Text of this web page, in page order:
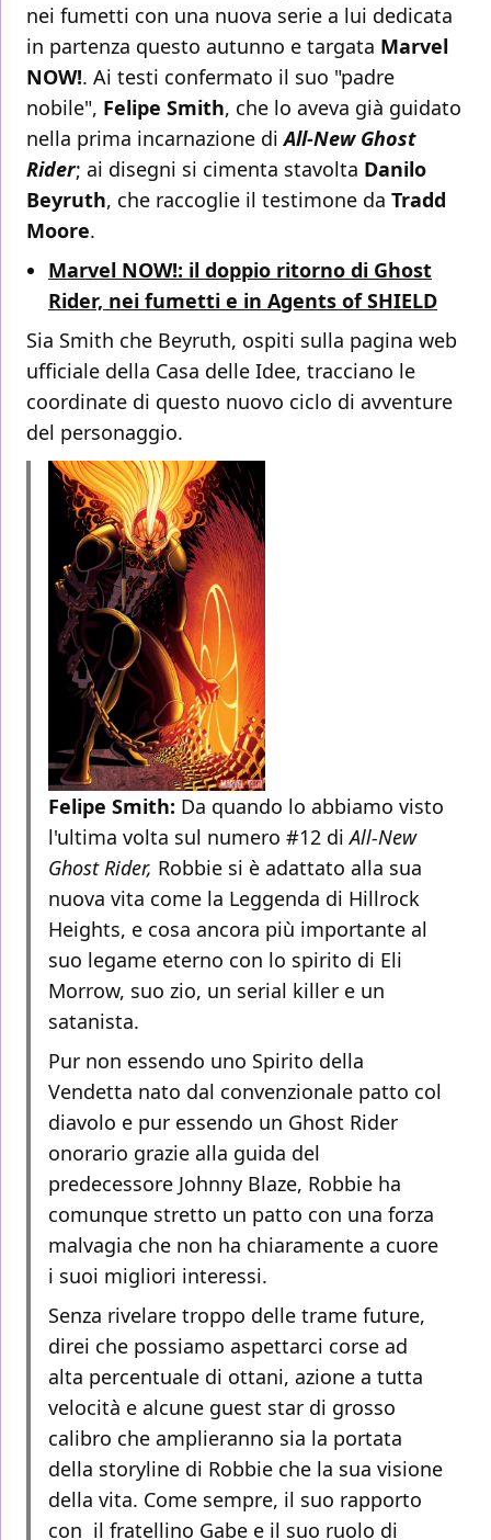
nei fumetti con una nuova serie a lui dedicata
in partenza questo autunno e targata Marvel
NOW!. Ai testi confermato il suo "padre
nobile", Felipe Smith, che lo aveva già guidato
nella prima incarnazione diAll-New Ghost
Rider; ai disegni si cimenta stavolta Danilo
Beyruth, che raccoglie il testimone da Tradd
Moore.
Marvel NOW!: il doppio ritorno di Ghost
Rider, nei fumetti e in Agents of SHIELD
Sia Smith che Beyruth, ospiti sulla pagina web
ufficiale della Casa delle Idee, tracciano le
coordinate di questo nuovo ciclo di avventure
del personaggio.
Felipe Smith: Da quando lo abbiamo visto
l'ultima volta sul numero #12 diAll-New
Ghost Rider, Robbie si è adattato alla sua
nuova vita come la Leggenda di Hillrock
Heights, e cosa ancora più importante al
suo legame eterno con lo spirito di Eli
Morrow, suo zio, un serial killer e un
satanista.
Pur non essendo uno Spirito della
Vendetta nato dal convenzionale patto col
diavolo e pur essendo un Ghost Rider
onorario grazie alla guida del
predecessore Johnny Blaze, Robbie ha
comunque stretto un patto con una forza
malvagia che non ha chiaramente a cuore
i suoi migliori interessi.
Senza rivelare troppo delle trame future,
direi che possiamo aspettarci corse ad
alta percentuale di ottani, azione a tutta
velocità e alcune guest star di grosso
calibro che amplieranno sia la portata
della storyline di Robbie che la sua visione
della vita. Come sempre, il suo rapporto
con il fratellino Gabe e il suo ruolo di